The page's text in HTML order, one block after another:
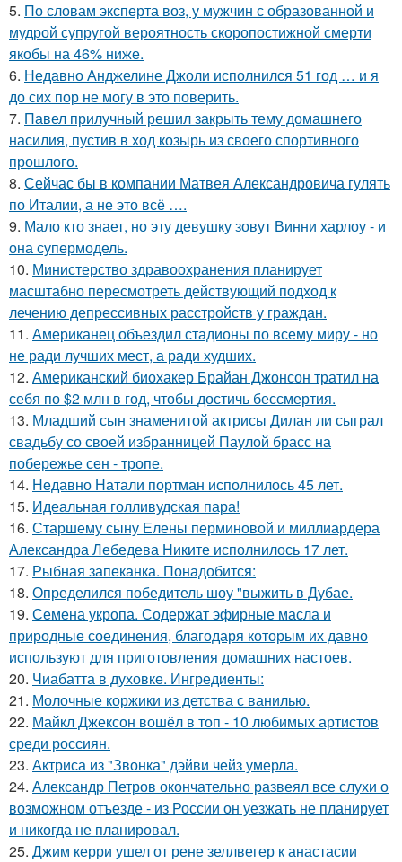
5. По словам эксперта воз, у мужчин с образованной и
мудрой супругой вероятность скоропостижной смерти
якобы на 46% ниже.
6. Недавно Анджелине Джоли исполнился 51 год … и я
до сих пор не могу в это поверить.
7. Павел прилучный решил закрыть тему домашнего
насилия, пустив в ход козырь из своего спортивного
прошлого.
8. Сейчас бы в компании Матвея Александровича гулять
по Италии, а не это всё ….
9. Мало кто знает, но эту девушку зовут Винни харлоу - и
она супермодель.
10. Министерство здравоохранения планирует
масштабно пересмотреть действующий подход к
лечению депрессивных расстройств у граждан.
11. Американец объездил стадионы по всему миру - но
не ради лучших мест, а ради худших.
12. Американский биохакер Брайан Джонсон тратил на
себя по $2 млн в год, чтобы достичь бессмертия.
13. Младший сын знаменитой актрисы Дилан ли сыграл
свадьбу со своей избранницей Паулой брасс на
побережье сен - тропе.
14. Недавно Натали портман исполнилось 45 лет.
15. Идеальная голливудская пара!
16. Старшему сыну Елены перминовой и миллиардера
Александра Лебедева Никите исполнилось 17 лет.
17. Рыбная запеканка. Понадобится:
18. Определился победитель шоу "выжить в Дубае.
19. Семена укропа. Содержат эфирные масла и
природные соединения, благодаря которым их давно
используют для приготовления домашних настоев.
20. Чиабатта в духовке. Ингредиенты:
21. Молочные коржики из детства с ванилью.
22. Майкл Джексон вошёл в топ - 10 любимых артистов
среди россиян.
23. Актриса из "Звонка" дэйви чейз умерла.
24. Александр Петров окончательно развеял все слухи о
возможном отъезде - из России он уезжать не планирует
и никогда не планировал.
25. Джим керри ушел от рене зеллвегер к анастасии